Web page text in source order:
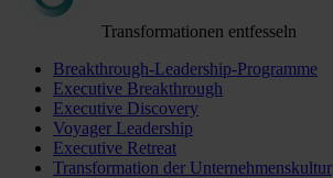
Transformationen entfesseln
Breakthrough-Leadership-Programme
Executive Breakthrough
Executive Discovery
Voyager Leadership
Executive Retreat
Transformation der Unternehmenskultur